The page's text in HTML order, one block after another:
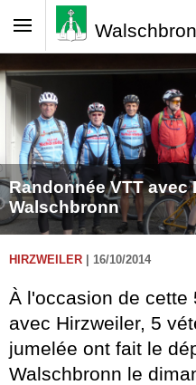
Randonnée VTT avec
Walschbronn
HIRZWEILER 16/10/2014
À l'occasion de cette
avec Hirzweiler, 5
jumelée ont fait le
Walschbronn le